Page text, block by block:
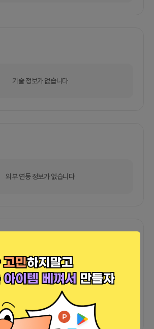
기술 정보가 없습니다
외부 연동 정보가 없습니다
프로젝트 0 프로챗
아직 후기가 도착하지 않았습니다